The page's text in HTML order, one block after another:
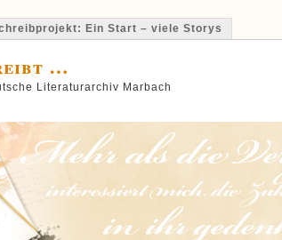
Ein Start – viele Storys
…
Literaturarchiv Marbach